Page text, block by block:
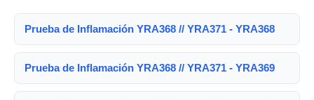
Prueba de Inflamación YRA368 // YRA371 - YRA368
Prueba de Inflamación YRA368 // YRA371 - YRA369